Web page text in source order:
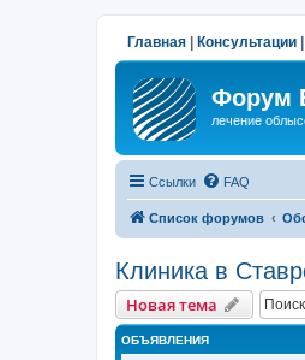
Главная Консультации
Форум
лечение
Ссылки FAQ
Список форумов
Клиника в
Новая тема
ОБЪЯВЛЕНИЯ